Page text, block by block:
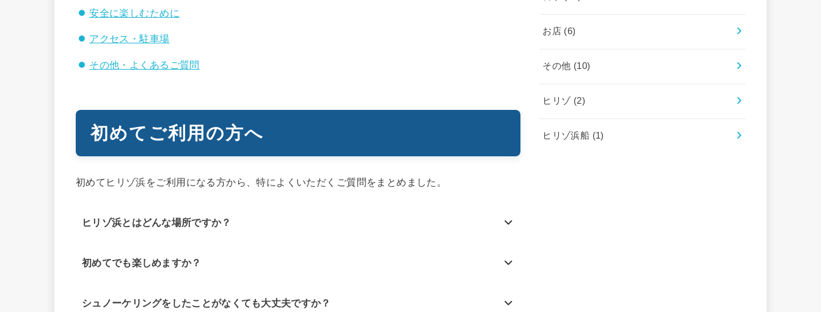
安全に楽しむために
アクセス・駐車場
その他・よくあるご質問
初めてご利用の方へ
初めてヒリゾ浜をご利用になる方から、特によくいただくご質問をまとめました。
ヒリゾ浜とはどんな場所ですか？
初めてでも楽しめますか？
シュノーケリングをしたことがなくても大丈夫ですか？
お店 (6)
その他 (10)
ヒリゾ (2)
ヒリゾ浜船 (1)